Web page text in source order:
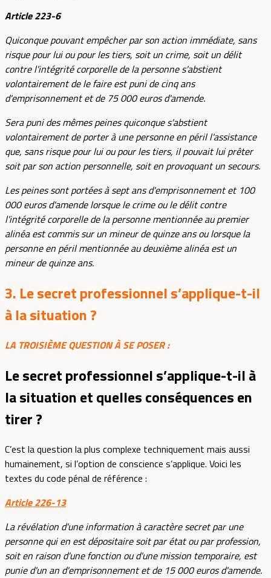
Article 223-6
Quiconque pouvant empêcher par son action immédiate, sans
risque pour lui ou pour les tiers, soit un crime, soit un délit
contre l'intégrité corporelle de la personne s'abstient
volontairement de le faire est puni de cinq ans
d'emprisonnement et de 75 000 euros d'amende.
Sera puni des mêmes peines quiconque s'abstient
volontairement de porter à une personne en péril l'assistance
que, sans risque pour lui ou pour les tiers, il pouvait lui prêter
soit par son action personnelle, soit en provoquant un secours.
Les peines sont portées à sept ans d'emprisonnement et 100
000 euros d'amende lorsque le crime ou le délit contre
l'intégrité corporelle de la personne mentionnée au premier
alinéa est commis sur un mineur de quinze ans ou lorsque la
personne en péril mentionnée au deuxième alinéa est un
mineur de quinze ans.
3. Le secret professionnel s’applique-t-il
à la situation ?
LA TROISIÈME QUESTION À SE POSER :
Le secret professionnel s’applique-t-il à
la situation et quelles conséquences en
tirer ?
C’est la question la plus complexe techniquement mais aussi
humainement, si l’option de conscience s’applique. Voici les
textes du code pénal de référence :
Article 226-13
La révélation d'une information à caractère secret par une
personne qui en est dépositaire soit par état ou par profession,
soit en raison d'une fonction ou d'une mission temporaire, est
punie d'un an d'emprisonnement et de 15 000 euros d'amende.